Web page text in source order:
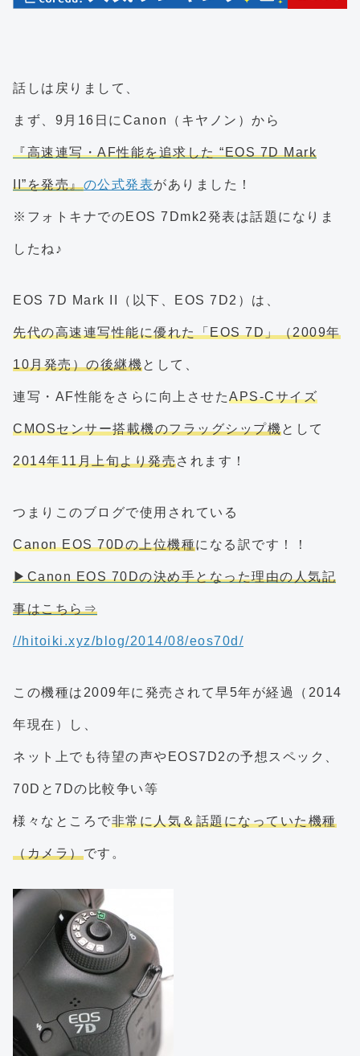
話しは戻りまして、
まず、9月16日にCanon（キヤノン）から
『高速連写・AF性能を追求した “EOS 7D Mark
II”を発売』の公式発表がありました！
※フォトキナでのEOS 7Dmk2発表は話題になりま
したね♪
EOS 7D Mark II（以下、EOS 7D2）は、
先代の高速連写性能に優れた「EOS 7D」（2009年
10月発売）の後継機として、
連写・AF性能をさらに向上させたAPS-Cサイズ
CMOSセンサー搭載機のフラッグシップ機として
2014年11月上旬より発売されます！
つまりこのブログで使用されている
Canon EOS 70Dの上位機種になる訳です！！
▶Canon EOS 70Dの決め手となった理由の人気記
事はこちら⇒
//hitoiki.xyz/blog/2014/08/eos70d/
この機種は2009年に発売されて早5年が経過（2014
年現在）し、
ネット上でも待望の声やEOS7D2の予想スペック、
70Dと7Dの比較争い等
様々なところで非常に人気＆話題になっていた機種
（カメラ）です。